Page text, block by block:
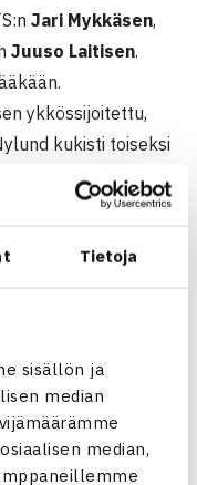
Tietoja
sisällön ja
median
median,
Jari Mykkäsen,
Juuso Laitisen.
ykkössijoitettu,
kukisti toiseksi
6-1, 6-4.
naisilla kolmas
ensimmäisen
Ristomatti Lanne,
GVLK:n
menivät TaTS:n
Mia Nicole
on jo tällä
kilpailut.